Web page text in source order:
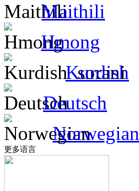
Maithili
Hmong
Kurdish
Deutsch
Norwegian
更多语言